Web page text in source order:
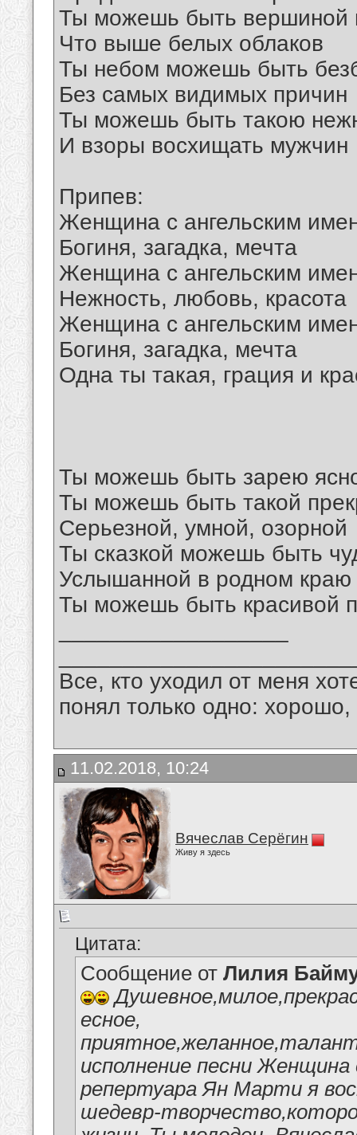
Ты можешь быть вершиной
Что выше белых облаков
Ты небом можешь быть
Без самых видимых причин
Ты можешь быть такою
И взоры восхищать мужчин
Припев:
Женщина с ангельским
Богиня, загадка, мечта
Женщина с ангельским
Нежность, любовь, красота
Женщина с ангельским
Богиня, загадка, мечта
Одна ты такая, грация и
Ты можешь быть зарею
Ты можешь быть такой
Серьезной, умной, озорной
Ты сказкой можешь быть
Услышанной в родном краю
Ты можешь быть красивой
Все, кто уходил от меня
понял только одно:
11.02.2018, 10:24
Вячеслав Серёгин
Живу я здесь
Цитата:
Сообщение от Лилия
есное,
исполнение песни Женщина
репертуара Ян Марти я
шедевр-